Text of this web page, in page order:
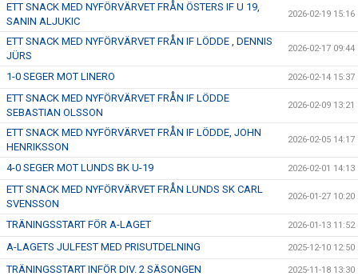
ETT SNACK MED NYFÖRVÄRVET FRÅN ÖSTERS IF U 19,
SANIN ALJUKIC
2026-02-19 15:16
ETT SNACK MED NYFÖRVÄRVET FRÅN IF LÖDDE , DENNIS
JÜRS
2026-02-17 09:44
1-0 SEGER MOT LINERO 2026-02-14 15:37
ETT SNACK MED NYFÖRVÄRVET FRÅN IF LÖDDE
SEBASTIAN OLSSON
2026-02-09 13:21
ETT SNACK MED NYFÖRVÄRVET FRÅN IF LÖDDE, JOHN
HENRIKSSON
2026-02-05 14:17
4-0 SEGER MOT LUNDS BK U-19 2026-02-01 14:13
ETT SNACK MED NYFÖRVÄRVET FRÅN LUNDS SK CARL
SVENSSON
2026-01-27 10:20
TRÄNINGSSTART FÖR A-LAGET 2026-01-13 11:52
A-LAGETS JULFEST MED PRISUTDELNING 2025-12-10 12:50
TRÄNINGSSTART INFÖR DIV. 2 SÄSONGEN 2025-11-18 13:30